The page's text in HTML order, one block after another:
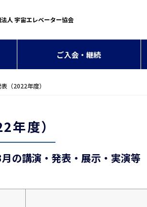
人 宇宙エレベーター協会
ご入会・継続
（2022年度）
年度）
の講演・発表・展示・実演等